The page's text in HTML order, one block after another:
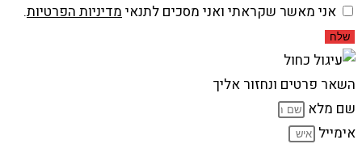
אני מאשר שקראתי ואני מסכים לתנאי מדיניות הפרטיות.
שלח
השאר פרטים ונחזור אליך
שם מלא
אימייל